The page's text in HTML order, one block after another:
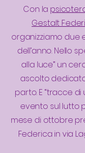
Con la
Gestalt
organizziamo due
dell’anno. Nello
alla luce” un
ascolto
parto. E “tracce di
evento sul lutto
mese di ottobre
Federica in via